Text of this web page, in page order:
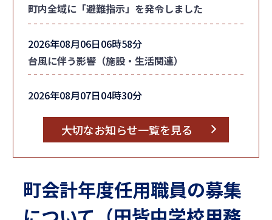
町内全域に「避難指示」を発令しました
2026年08月06日06時58分
台風に伴う影響（施設・生活関連）
2026年08月07日04時30分
大切なお知らせ一覧を見る
町会計年度任用職員の募集